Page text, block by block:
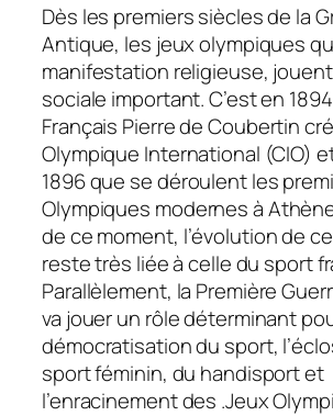
Dès les premiers siècles de la
Antique, les jeux olympiques
manifestation religieuse,
sociale important. C’est en
Français Pierre de Coubertin
Olympique International (CIO)
1896 que se déroulent les
Olympiques modernes à
de ce moment, l’évolution de
reste très liée à celle du sport
Parallèlement, la Première
va jouer un rôle déterminant
démocratisation du sport,
sport féminin, du handisport et
l’enracinement des .Jeux